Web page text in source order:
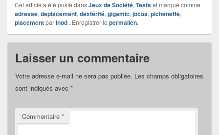
Cet article a été posté dansJeux de Société, Testset marqué comme
adresse, deplacement, dextérité, gigamic, jocus, pichenette,
placementparInod . Enregistrer le permalien.
Laisser un commentaire
Votre adresse e-mail ne sera pas publiée. Les champs obligatoires
sont indiqués avec *
Commentaire *